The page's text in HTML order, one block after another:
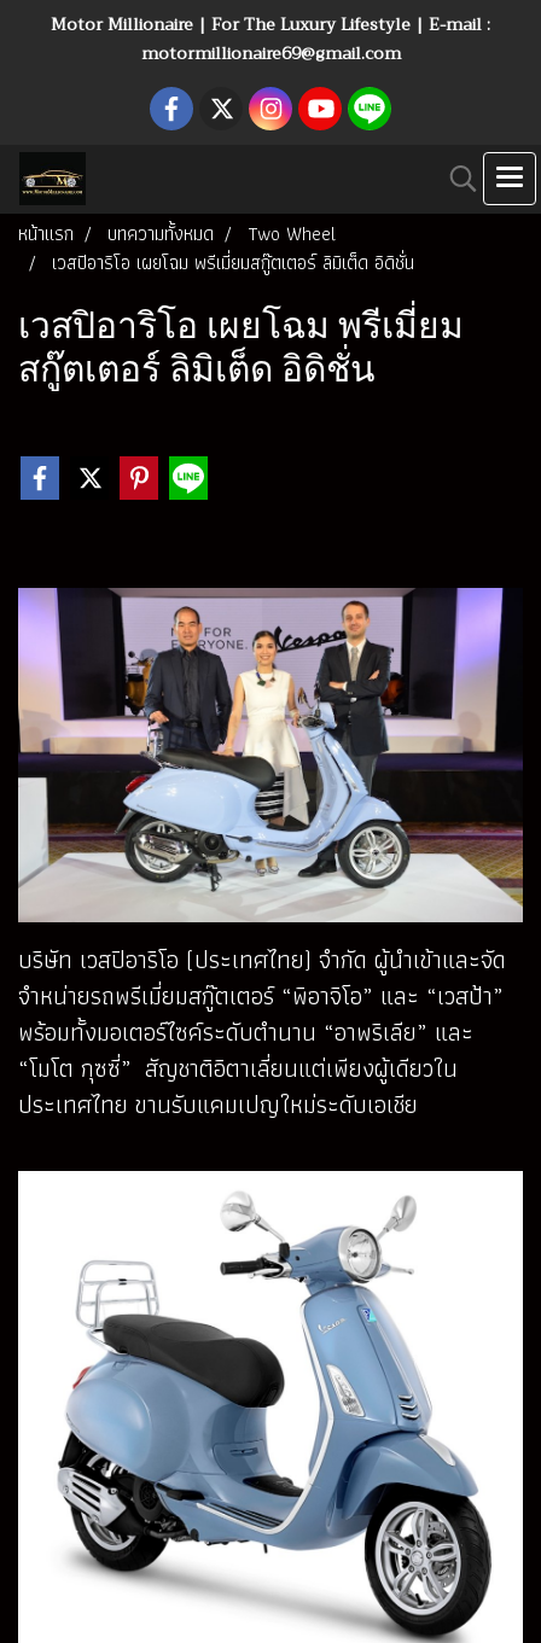
Motor Millionaire | For The Luxury Lifestyle | E-mail :
motormillionaire69@gmail.com
หน้าแรก บทความทั้งหมด
Two Wheel
เวสปิอาริโอ เผยโฉม พรีเมี่ยมสกู๊ตเตอร์ ลิมิเต็ด อิดิชั่น
เวสปิอาริโอ เผยโฉม พรีเมี่ยม
สกู๊ตเตอร์ ลิมิเต็ด อิดิชั่น
บริษัท เวสปิอาริโอ (ประเทศไทย) จำกัด ผู้นำเข้าและจัด
จำหน่ายรถพรีเมี่ยมสกู๊ตเตอร์ “พิอาจิโอ” และ “เวสป้า”
พร้อมทั้งมอเตอร์ไซค์ระดับตำนาน “อาพริเลีย” และ
“โมโต กุซซี่” สัญชาติอิตาเลี่ยนแต่เพียงผู้เดียวใน
ประเทศไทย ขานรับแคมเปญใหม่ระดับเอเชีย